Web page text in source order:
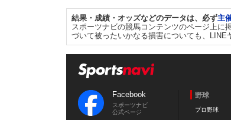
結果・成績・オッズなどのデータは、必ず主
スポーツナビの競馬コンテンツのページ上に
づいて被ったいかなる損害についても、LINE
Facebook
スポーツナビ
公式ページ
野球
プロ野球